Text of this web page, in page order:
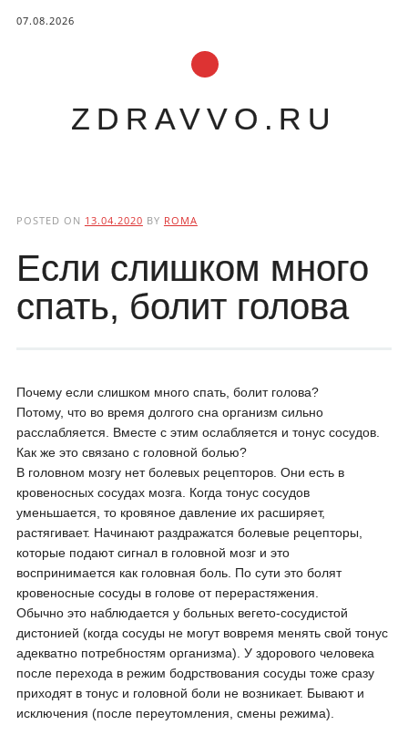
07.08.2026
ZDRAVVO.RU
POSTED ON 13.04.2020 BY ROMA
Если слишком много
спать, болит голова
Почему если слишком много спать, болит голова?
Потому, что во время долгого сна организм сильно
расслабляется. Вместе с этим ослабляется и тонус сосудов.
Как же это связано с головной болью?
В головном мозгу нет болевых рецепторов. Они есть в
кровеносных сосудах мозга. Когда тонус сосудов
уменьшается, то кровяное давление их расширяет,
растягивает. Начинают раздражатся болевые рецепторы,
которые подают сигнал в головной мозг и это
воспринимается как головная боль. По сути это болят
кровеносные сосуды в голове от перерастяжения.
Обычно это наблюдается у больных вегето-сосудистой
дистонией (когда сосуды не могут вовремя менять свой тонус
адекватно потребностям организма). У здорового человека
после перехода в режим бодрствования сосуды тоже сразу
приходят в тонус и головной боли не возникает. Бывают и
исключения (после переутомления, смены режима).